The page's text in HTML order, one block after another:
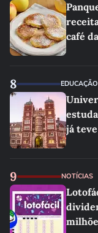
café
8 EDUCAÇÃO
já
9 NOTÍCIAS